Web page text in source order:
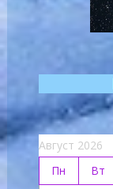
Август 2026
Пн
Вт